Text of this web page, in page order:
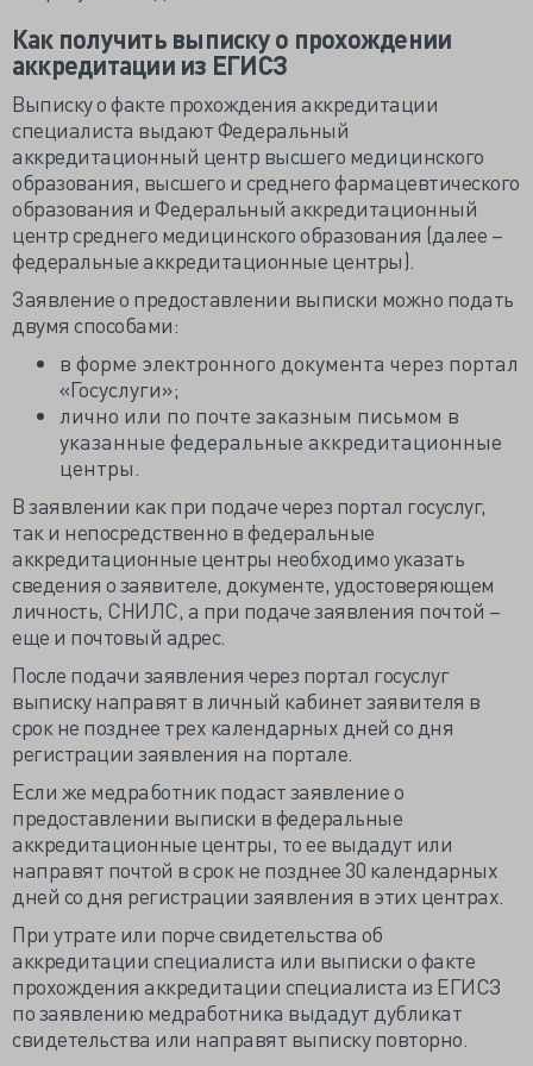
Как получить выписку о прохождении
аккредитации из ЕГИСЗ
Выписку о факте прохождения аккредитации
специалиста выдают Федеральный
аккредитационный центр высшего медицинского
образования, высшего и среднего фармацевтического
образования и Федеральный аккредитационный
центр среднего медицинского образования (далее –
федеральные аккредитационные центры).
Заявление о предоставлении выписки можно подать
двумя способами:
в форме электронного документа через портал
«Госуслуги»;
лично или по почте заказным письмом в
указанные федеральные аккредитационные
центры.
В заявлении как при подаче через портал госуслуг,
так и непосредственно в федеральные
аккредитационные центры необходимо указать
сведения о заявителе, документе, удостоверяющем
личность, СНИЛС, а при подаче заявления почтой –
еще и почтовый адрес.
После подачи заявления через портал госуслуг
выписку направят в личный кабинет заявителя в
срок не позднее трех календарных дней со дня
регистрации заявления на портале.
Если же медработник подаст заявление о
предоставлении выписки в федеральные
аккредитационные центры, то ее выдадут или
направят почтой в срок не позднее 30 календарных
дней со дня регистрации заявления в этих центрах.
При утрате или порче свидетельства об
аккредитации специалиста или выписки о факте
прохождения аккредитации специалиста из ЕГИСЗ
по заявлению медработника выдадут дубликат
свидетельства или направят выписку повторно.